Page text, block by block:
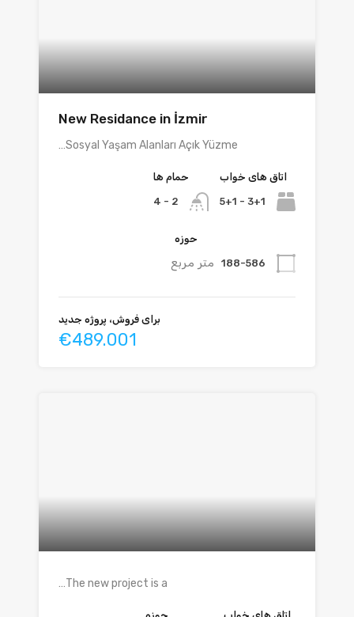
New Residance in İzmir
Sosyal Yaşam Alanları Açık Yüzme…
اتاق های خواب
3+1 - 5+1
حمام ها
2 - 4
حوزه
188-586 متر مربع
برای فروش، پروژه جدید
€489.001
The new project is a…